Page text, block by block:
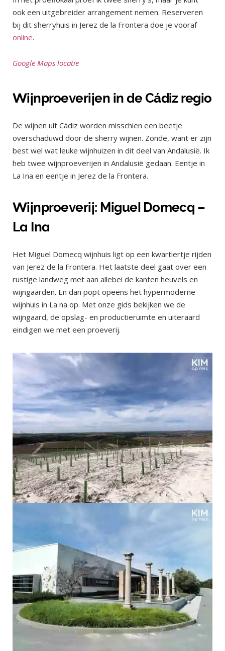
ook een uitgebreider arrangement nemen. Reserveren
bij dit sherryhuis in Jerez de la Frontera doe je vooraf
online.
Google Maps locatie
Wijnproeverijen in de Cádiz regio
De wijnen uit Cádiz worden misschien een beetje
overschaduwd door de sherry wijnen. Zonde, want er zijn
best wel wat leuke wijnhuizen in dit deel van Andalusië. Ik
heb twee wijnproeverijen in Andalusië gedaan. Eentje in
La Ina en eentje in Jerez de la Frontera.
Wijnproeverij: Miguel Domecq –
La Ina
Het Miguel Domecq wijnhuis ligt op een kwartiertje rijden
van Jerez de la Frontera. Het laatste deel gaat over een
rustige landweg met aan allebei de kanten heuvels en
wijngaarden. En dan popt opeens het hypermoderne
wijnhuis in La na op. Met onze gids bekijken we de
wijngaard, de opslag- en productieruimte en uiteraard
eindigen we met een proeverij.